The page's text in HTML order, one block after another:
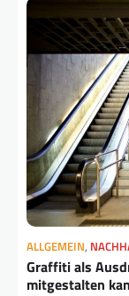
ALLGEMEIN,
Graffiti als
mitgestalten